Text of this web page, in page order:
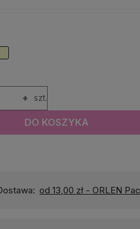
+ szt.
DO KOSZYKA
Wyślemy do Ciebie